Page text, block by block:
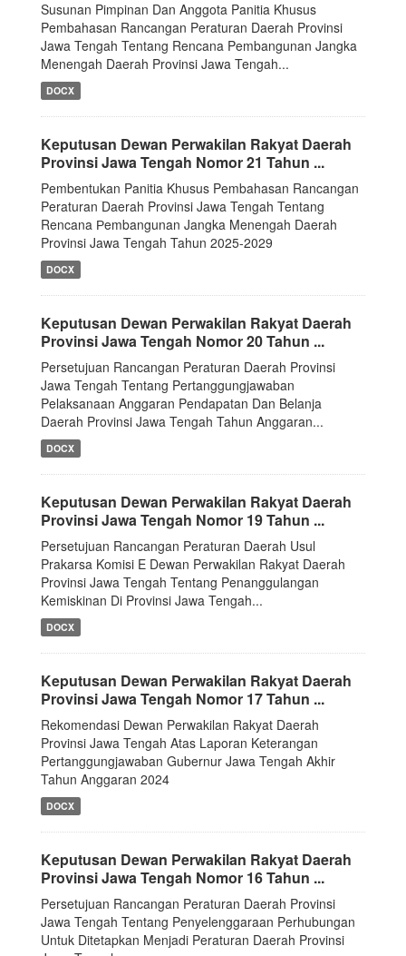
Susunan Pimpinan Dan Anggota Panitia Khusus
Pembahasan Rancangan Peraturan Daerah Provinsi
Jawa Tengah Tentang Rencana Pembangunan Jangka
Menengah Daerah Provinsi Jawa Tengah...
DOCX
Keputusan Dewan Perwakilan Rakyat Daerah
Provinsi Jawa Tengah Nomor 21 Tahun ...
Pembentukan Panitia Khusus Pembahasan Rancangan
Peraturan Daerah Provinsi Jawa Tengah Tentang
Rencana Рembangunan Jangka Menengah Daerah
Provinsi Jawa Tengah Tahun 2025-2029
DOCX
Keputusan Dewan Perwakilan Rakyat Daerah
Provinsi Jawa Tengah Nomor 20 Tahun ...
Persetujuan Rancangan Peraturan Daerah Provinsi
Jawa Tengah Tentang Pertanggungjawaban
Pelaksanaan Anggaran Pendapatan Dan Belanja
Daerah Provinsi Jawa Tengah Tahun Anggaran...
DOCX
Keputusan Dewan Perwakilan Rakyat Daerah
Provinsi Jawa Tengah Nomor 19 Tahun ...
Persetujuan Rancangan Peraturan Daerah Usul
Prakarsa Komisi E Dewan Perwakilan Rakyat Daerah
Provinsi Jawa Tengah Tentang Penanggulangan
Kemiskinan Di Provinsi Jawa Tengah...
DOCX
Keputusan Dewan Perwakilan Rakyat Daerah
Provinsi Jawa Tengah Nomor 17 Tahun ...
Rekomendasi Dewan Perwakilan Rakyat Daerah
Provinsi Jawa Tengah Atas Laporan Keterangan
Pertanggungjawaban Gubernur Jawa Tengah Akhir
Tahun Anggaran 2024
DOCX
Keputusan Dewan Perwakilan Rakyat Daerah
Provinsi Jawa Tengah Nomor 16 Tahun ...
Persetujuan Rancangan Peraturan Daerah Provinsi
Jawa Tengah Tentang Penyelenggaraan Perhubungan
Untuk Ditetapkan Menjadi Peraturan Daerah Provinsi